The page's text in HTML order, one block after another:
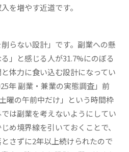
を増やす近道です。
らない設計」です。副業への懸
」と感じる人が31.7%にのぼる
体力に食い込む設計になってい
年 副業・兼業の実態調査」前
曜の午前中だけ」という時間枠
は副業を考えないようにしてい
め境界線を引いておくことで、
さずに2年以上続けられたので